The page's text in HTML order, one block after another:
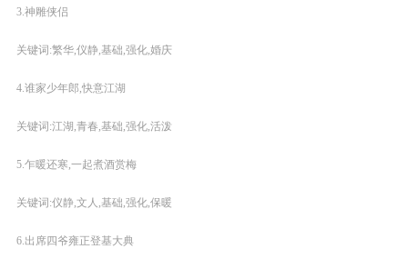
3.神雕侠侣
关键词:繁华,仪静,基础,强化,婚庆
4.谁家少年郎,快意江湖
关键词:江湖,青春,基础,强化,活泼
5.乍暖还寒,一起煮酒赏梅
关键词:仪静,文人,基础,强化,保暖
6.出席四爷雍正登基大典